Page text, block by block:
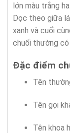
lớn màu trắng
Dọc theo giữa
xanh và cuối
chuối thường có
Đặc điểm
Tên
Tên gọi
Tên khoa